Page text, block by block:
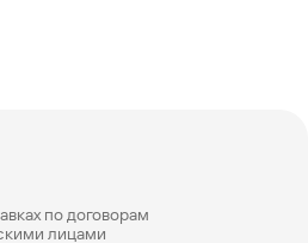
по договорам
лицами